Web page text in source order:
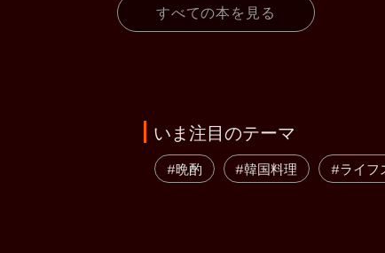
すべての本を見る
いま注目のテーマ
#晩酌 #韓国料理 #ライフ